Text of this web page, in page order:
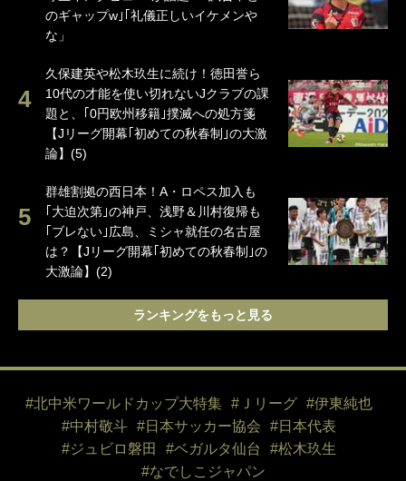
のギャップw｣｢礼儀正しいイケメンや
な」
久保建英や松木玖生に続け！徳田誉ら
10代の才能を使い切れないJクラブの課
題と、｢0円欧州移籍｣撲滅への処方箋
【Jリーグ開幕｢初めての秋春制｣の大激
論】(5)
群雄割拠の西日本！A・ロペス加入も
｢大迫次第｣の神戸、浅野＆川村復帰も
｢ブレない｣広島、ミシャ就任の名古屋
は？【Jリーグ開幕｢初めての秋春制｣の
大激論】(2)
ランキングをもっと見る
#北中米ワールドカップ大特集 #Ｊリーグ
#伊東純也
#中村敬斗
#日本サッカー協会
#日本代表
#ジュビロ磐田
#ベガルタ仙台
#松木玖生
#なでしこジャパン